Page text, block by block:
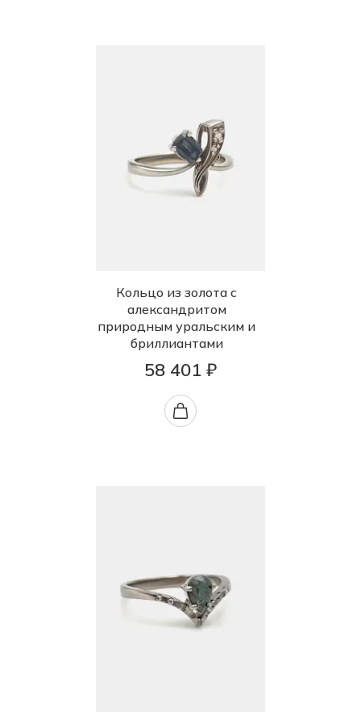
Кольцо из золота с
александритом
природным уральским и
бриллиантами
58 401 ₽